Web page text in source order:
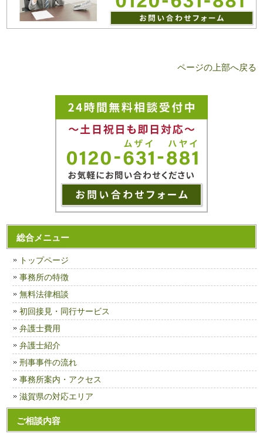
ページの上部へ戻る
総合メニュー
トップページ
事務所の特徴
無料法律相談
初回接見・同行サービス
弁護士費用
弁護士紹介
刑事事件の流れ
事務所案内・アクセス
滋賀県の対応エリア
ご相談内容